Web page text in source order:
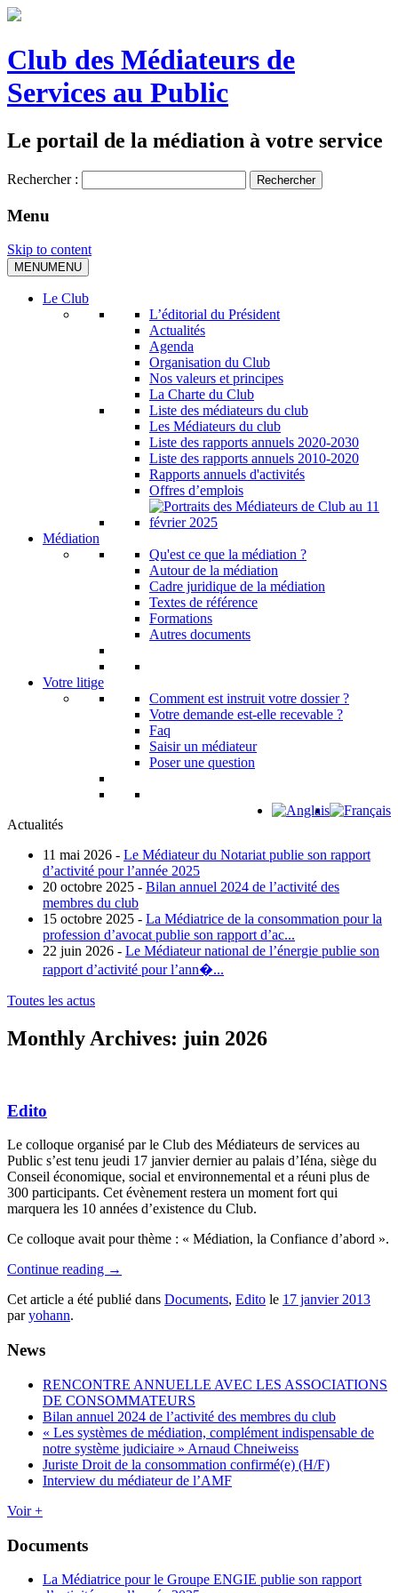
Club des Médiateurs de
Services au Public
Le portail de la médiation à votre service
Rechercher :
Menu
Skip to content
MENUMENU
Le Club
L’éditorial du Président
Actualités
Agenda
Organisation du Club
Nos valeurs et principes
La Charte du Club
Liste des médiateurs du club
Les Médiateurs du club
Liste des rapports annuels 2020-2030
Liste des rapports annuels 2010-2020
Rapports annuels d'activités
Offres d’emplois
Médiation
Qu'est ce que la médiation ?
Autour de la médiation
Cadre juridique de la médiation
Textes de référence
Formations
Autres documents
Votre litige
Comment est instruit votre dossier ?
Votre demande est-elle recevable ?
Faq
Saisir un médiateur
Poser une question
Actualités
11 mai 2026 - Le Médiateur du Notariat publie son rapport
d’activité pour l’année 2025
20 octobre 2025 - Bilan annuel 2024 de l’activité des
membres du club
15 octobre 2025 - La Médiatrice de la consommation pour la
profession d’avocat publie son rapport d’ac...
22 juin 2026 - Le Médiateur national de l’énergie publie son
rapport d’activité pour l’ann�...
Toutes les actus
Monthly Archives: juin 2026
Edito
Le colloque organisé par le Club des Médiateurs de services au
Public s’est tenu jeudi 17 janvier dernier au palais d’Iéna, siège du
Conseil économique, social et environnemental et a réuni plus de
300 participants. Cet évènement restera un moment fort qui
marquera les 10 années d’existence du Club.
Ce colloque avait pour thème : « Médiation, la Confiance d’abord ».
Continue reading →
Cet article a été publié dans Documents, Edito le 17 janvier 2013
paryohann.
News
RENCONTRE ANNUELLE AVEC LES ASSOCIATIONS
DE CONSOMMATEURS
Bilan annuel 2024 de l’activité des membres du club
« Les systèmes de médiation, complément indispensable de
notre système judiciaire » Arnaud Chneiweiss
Juriste Droit de la consommation confirmé(e) (H/F)
Interview du médiateur de l’AMF
Voir +
Documents
La Médiatrice pour le Groupe ENGIE publie son rapport